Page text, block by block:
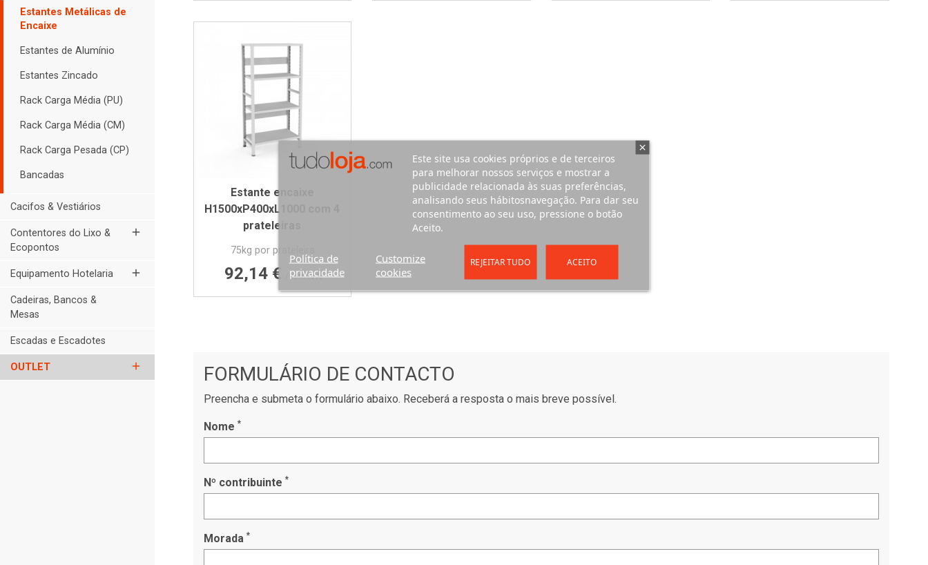
Estantes Metálicas de
Encaixe
Estantes de Alumínio
Estantes Zincado
Rack Carga Média (PU)
Rack Carga Média (CM)
Rack Carga Pesada (CP)
Bancadas
Cacifos & Vestiários
Contentores do Lixo &
Ecopontos
add
Equipamento Hotelaria add
Cadeiras, Bancos &
Mesas
Escadas e Escadotes
OUTLET add
Estante encaixe
H1500xP400xL1000 com 4
prateleiras
75kg por prateleira
Preço
92,14 € /sem IVA
FORMULÁRIO DE CONTACTO
Preencha e submeta o formulário abaixo. Receberá a resposta o mais breve possível.
Nome *
Nº contribuinte *
Morada *
Este site usa cookies próprios e de terceiros
para melhorar nossos serviços e mostrar a
publicidade relacionada às suas preferências,
analisando seus hábitosnavegação. Para dar seu
consentimento ao seu uso, pressione o botão
Aceito.
Política de
privacidade
Customize
cookies
REJEITAR TUDO ACEITO